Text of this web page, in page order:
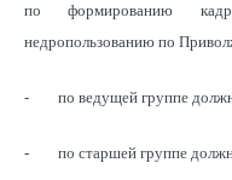
по формированию
недропользованию по
- по ведущей группе
- по старшей группе